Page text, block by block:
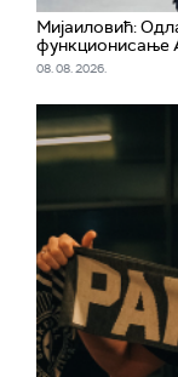
Мијаиловић:
функционисање
08. 08. 2026.